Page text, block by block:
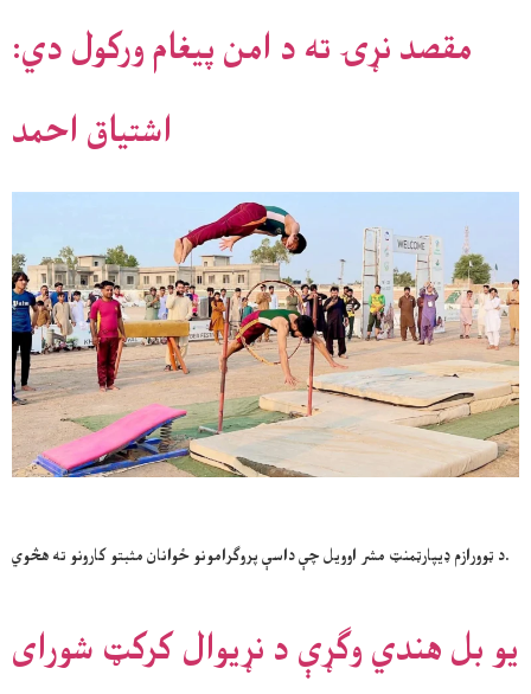
مقصد نړۍ ته د امن پیغام ورکول دي:
اشتیاق احمد
د ټوورازم ډیپارټمنټ مشر اوویل چې داسې پروګرامونو ځوانان مثبتو کارونو ته هڅوي.
یو بل هندي وګړې د نړيوال کرکټ شورای